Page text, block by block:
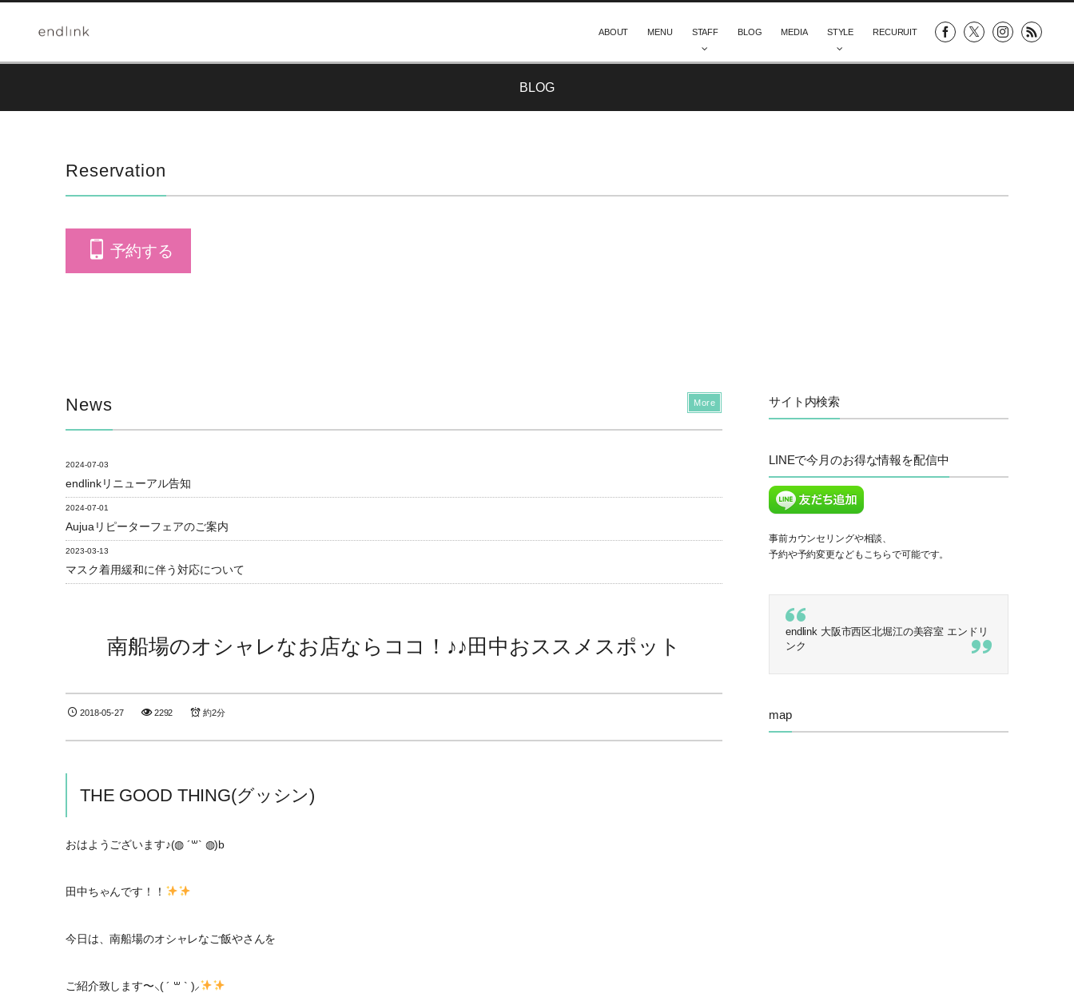
ABOUT MENU STAFF BLOG MEDIA STYLE RECURUIT
BLOG
Reservation
予約する
News
2024-07-03
endlinkリニューアル告知
2024-07-01
Aujuaリピーターフェアのご案内
2023-03-13
マスク着用緩和に伴う対応について
More
南船場のオシャレなお店ならココ！♪♪田中おススメスポット
2018-05-27 2292 約2分
THE GOOD THING(グッシン)
おはようございます♪(◍︎ ´꒳` ◍︎)b
田中ちゃんです！！
今日は、南船場のオシャレなご飯やさんを
ご紹介致します〜⸜( ´ ꒳ ` )⸝
サイト内検索
LINEで今月のお得な情報を配信中
事前カウンセリングや相談、
予約や予約変更などもこちらで可能です。
endlink 大阪市西区北堀江の美容室 エンドリ
ンク
map